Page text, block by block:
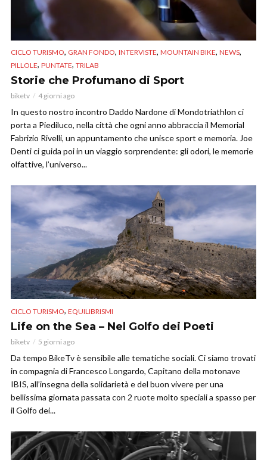
CICLO TURISMO, GRAN FONDO, INTERVISTE, MOUNTAIN BIKE, NEWS,
PILLOLE, PUNTATE, TRILAB
Storie che Profumano di Sport
biketv 4 giorni ago
In questo nostro incontro Daddo Nardone di Mondotriathlon ci
porta a Piediluco, nella città che ogni anno abbraccia il Memorial
Fabrizio Rivelli, un appuntamento che unisce sport e memoria. Joe
Denti ci guida poi in un viaggio sorprendente: gli odori, le memorie
olfattive, l’universo...
CICLO TURISMO, EQUILIBRISMI
Life on the Sea – Nel Golfo dei Poeti
biketv 5 giorni ago
Da tempo BikeTv è sensibile alle tematiche sociali. Ci siamo trovati
in compagnia di Francesco Longardo, Capitano della motonave
IBIS, all’insegna della solidarietà e del buon vivere per una
bellissima giornata passata con 2 ruote molto speciali a spasso per
il Golfo dei...